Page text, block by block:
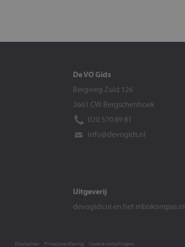
De VO Gids
Bergweg Zuid 126
2661 CW Bergschenhoek
020 570 89 81
info@devogids.nl
Uitgeverij
devogids.nl en het mbokompas.nl
Disclaimer Privacyverklaring Cookie-instellingen